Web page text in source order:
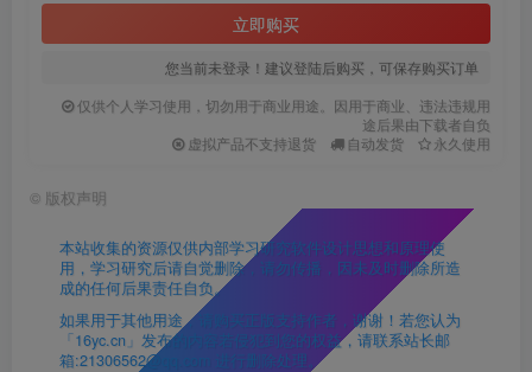
立即购买
您当前未登录！建议登陆后购买，可保存购买订单
仅供个人学习使用，切勿用于商业用途。因用于商业、违法违规用
途后果由下载者自负
虚拟产品不支持退货
自动发货 永久使用
© 版权声明
本站收集的资源仅供内部学习研究软件设计思想和原理使
用，学习研究后请自觉删除，请勿传播，因未及时删除所造
成的任何后果责任自负。
如果用于其他用途，请购买正版支持作者，谢谢！若您认为
「16yc.cn」发布的内容若侵犯到您的权益，请联系站长邮
箱:21306562@qq.com 进行删除处理。